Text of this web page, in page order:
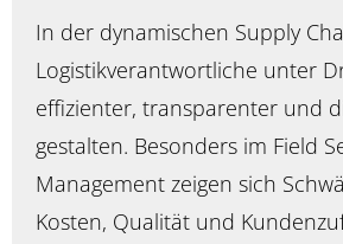
In der dynamischen Supply
Logistikverantwortliche unter
effizienter, transparenter und
gestalten. Besonders im Field
Management zeigen sich
Kosten, Qualität und